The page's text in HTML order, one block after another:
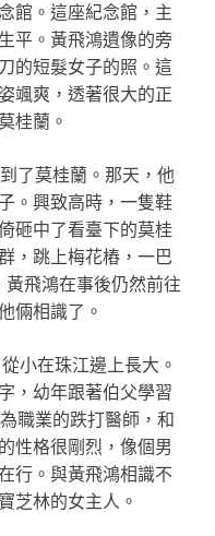
館。這座紀念館，主
平。黃飛鴻遺像的旁
的短髮女子的照。這
颯爽，透著很大的正
桂蘭。
了莫桂蘭。那天，他
。興致高時，一隻鞋
砸中了看臺下的莫桂
，跳上梅花樁，一巴
飛鴻在事後仍然前往
倆相識了。
小在珠江邊上長大。
，幼年跟著伯父學習
職業的跌打醫師，和
性格很剛烈，像個男
行。與黃飛鴻相識不
芝林的女主人。